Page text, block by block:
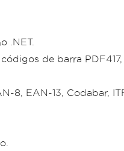
.NET.
de barra PDF417,
EAN-13, Codabar,